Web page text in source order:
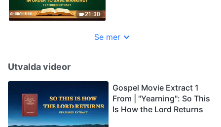
21:30
Se mer
Utvalda videor
Gospel Movie Extract 1
From | "Yearning": So This
Is How the Lord Returns